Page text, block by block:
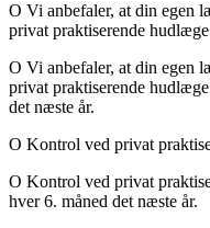
O Vi anbefaler, at din egen
privat praktiserende
O Vi anbefaler, at din egen
privat praktiserende
det næste år.
O Kontrol ved privat
O Kontrol ved privat
hver 6. måned det næste år.